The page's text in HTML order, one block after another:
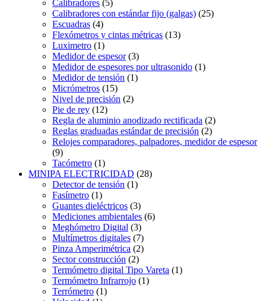
Calibradores (5)
Calibradores con estándar fijo (galgas) (25)
Escuadras (4)
Flexómetros y cintas métricas (13)
Luximetro (1)
Medidor de espesor (3)
Medidor de espesores por ultrasonido (1)
Medidor de tensión (1)
Micrómetros (15)
Nivel de precisión (2)
Pie de rey (12)
Regla de aluminio anodizado rectificada (2)
Reglas graduadas estándar de precisión (2)
Relojes comparadores, palpadores, medidor de espesor
(9)
Tacómetro (1)
MINIPA ELECTRICIDAD (28)
Detector de tensión (1)
Fasímetro (1)
Guantes dieléctricos (3)
Mediciones ambientales (6)
Meghómetro Digital (3)
Multímetros digitales (7)
Pinza Amperimétrica (2)
Sector construcción (2)
Termómetro digital Tipo Vareta (1)
Termómetro Infrarrojo (1)
Terrómetro (1)